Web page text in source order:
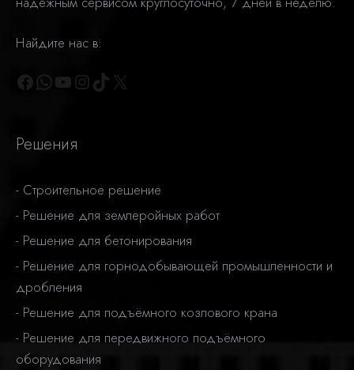
Найдите нас в:
Facebook
WhatsApp
YouTube
Instagram
TikTok
X
Решения
- Строительное решение
- Решение для землеройных работ
- Решение для бетонирования
- Решение для горнодобывающей промышленности и
дробления
- Решение для подъёмного козлового крана
- Решение для передвижного подъёмного
оборудования